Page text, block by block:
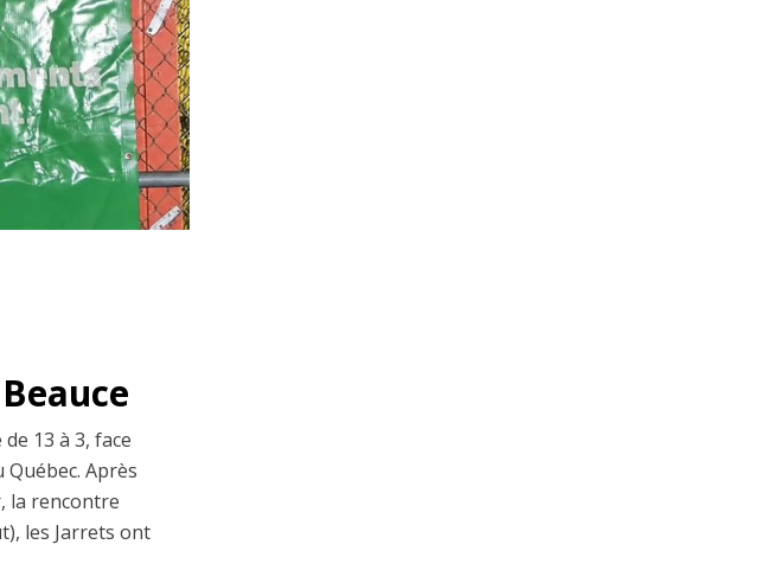
13 à 3, face
Après
la rencontre
les Jarrets ont